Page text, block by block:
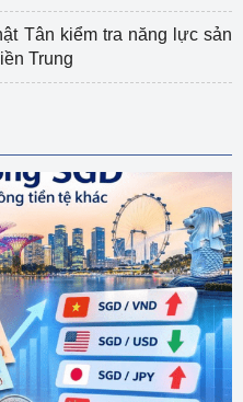
Tân kiểm tra năng lực sản
Trung